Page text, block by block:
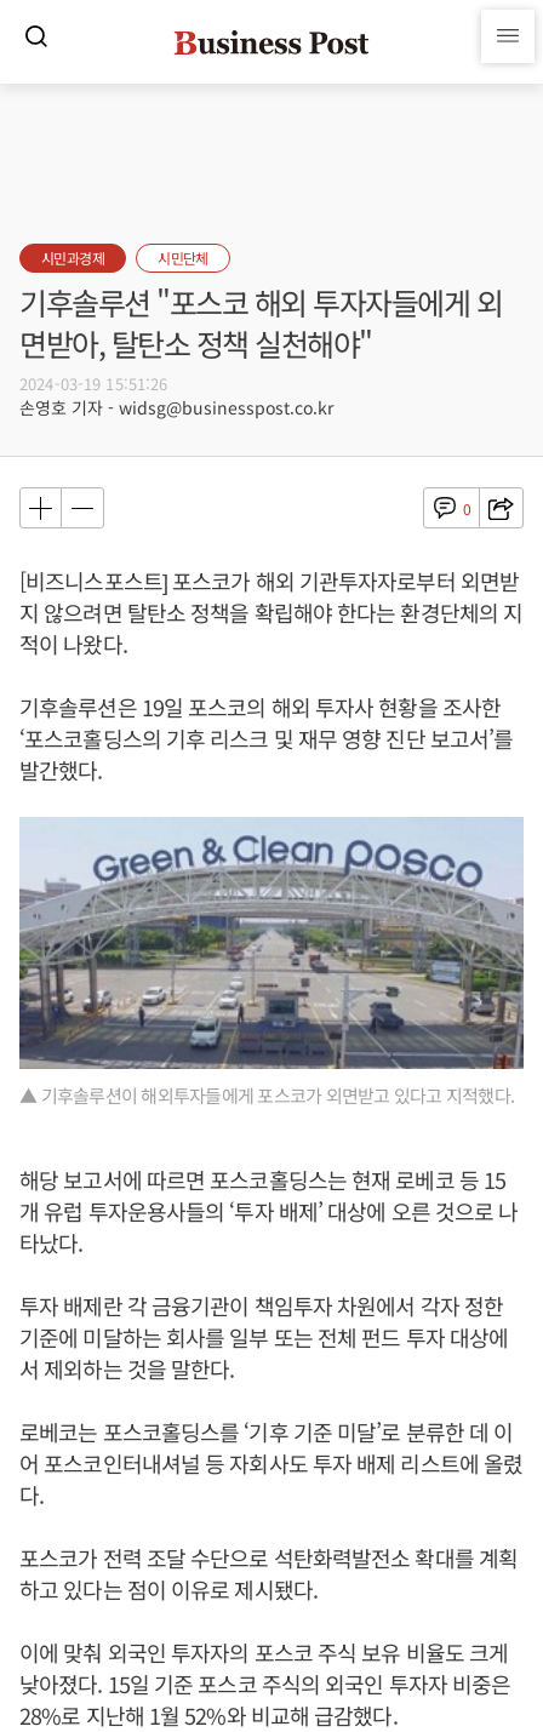
시민과경제 시민단체
기후솔루션 "포스코 해외 투자자들에게 외
면받아, 탈탄소 정책 실천해야"
2024-03-19 15:51:26
손영호 기자 - widsg@businesspost.co.kr
0
[비즈니스포스트] 포스코가 해외 기관투자자로부터 외면받
지 않으려면 탈탄소 정책을 확립해야 한다는 환경단체의 지
적이 나왔다.
기후솔루션은 19일 포스코의 해외 투자사 현황을 조사한
‘포스코홀딩스의 기후 리스크 및 재무 영향 진단 보고서’를
발간했다.
▲ 기후솔루션이 해외투자들에게 포스코가 외면받고 있다고 지적했다.
해당 보고서에 따르면 포스코홀딩스는 현재 로베코 등 15
개 유럽 투자운용사들의 ‘투자 배제’ 대상에 오른 것으로 나
타났다.
투자 배제란 각 금융기관이 책임투자 차원에서 각자 정한
기준에 미달하는 회사를 일부 또는 전체 펀드 투자 대상에
서 제외하는 것을 말한다.
로베코는 포스코홀딩스를 ‘기후 기준 미달’로 분류한 데 이
어 포스코인터내셔널 등 자회사도 투자 배제 리스트에 올렸
다.
포스코가 전력 조달 수단으로 석탄화력발전소 확대를 계획
하고 있다는 점이 이유로 제시됐다.
이에 맞춰 외국인 투자자의 포스코 주식 보유 비율도 크게
낮아졌다. 15일 기준 포스코 주식의 외국인 투자자 비중은
28%로 지난해 1월 52%와 비교해 급감했다.